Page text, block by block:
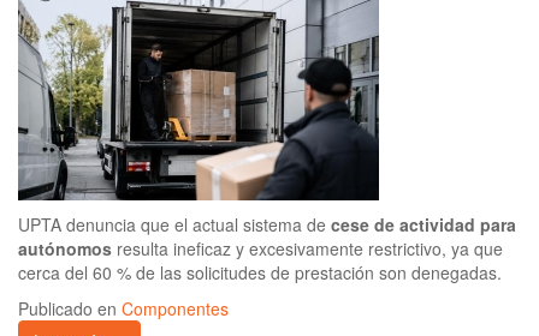
UPTA denuncia que el actual sistema de cese de actividad para
autónomos resulta ineficaz y excesivamente restrictivo, ya que
cerca del 60 % de las solicitudes de prestación son denegadas.
Publicado en Componentes